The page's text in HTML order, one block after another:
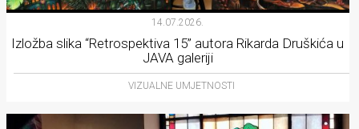
14.07.2026.
Izložba slika “Retrospektiva 15” autora Rikarda Druškića u
JAVA galeriji
VIZUALNE UMJETNOSTI